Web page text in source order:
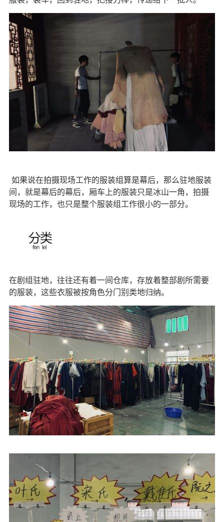
如果说在拍摄现场工作的服装组算是幕后，那么驻地服装
间，就是幕后的幕后，厢车上的服装只是冰山一角，拍摄
现场的工作，也只是整个服装组工作很小的一部分。
在剧组驻地，往往还有着一间仓库，存放着整部剧所需要
的服装，这些衣服被按角色分门别类地归纳。